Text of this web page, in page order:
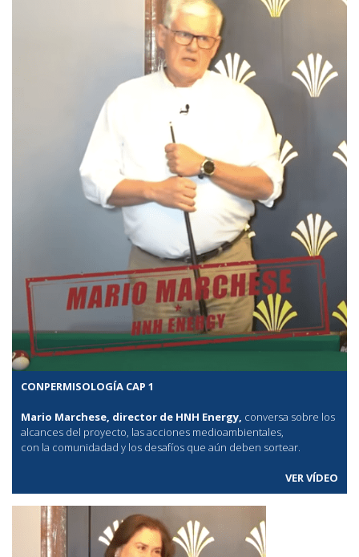
CONPERMISOLOGÍA CAP 1
Mario Marchese, director de HNH Energy, conversa sobre los
alcances del proyecto, las acciones medioambientales,
con la comunidadad y los desafíos que aún deben sortear.
VER VÍDEO